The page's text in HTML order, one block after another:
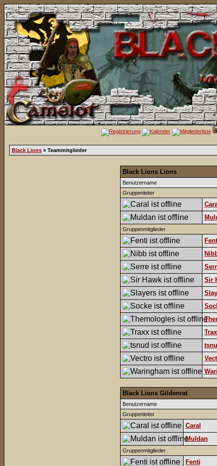
Black Lions » Teammitglieder
Black Lions Lions
Benutzername
Gruppenleiter
Gruppenmitglieder
Sir
Black Lions Gildenrat
Benutzername
Gruppenleiter
Caral
Muldan
Gruppenmitglieder
Fenti